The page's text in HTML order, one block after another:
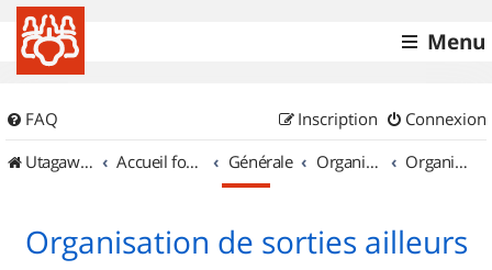
Menu
FAQ Connexion
Inscription
UtagawaVTT (Randos VTT et VTTAE avec traces GPS)
Accueil forum Générale Organisation de sorties & Recherche de partenaires Organisation de sorties ailleurs
Organisation de sorties ailleurs